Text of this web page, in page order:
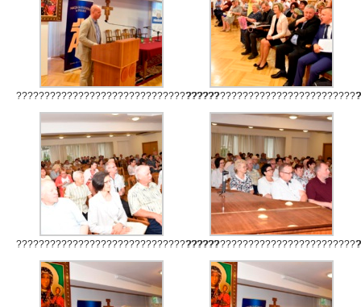
????????????????????????????????????
????????????????????????????????????